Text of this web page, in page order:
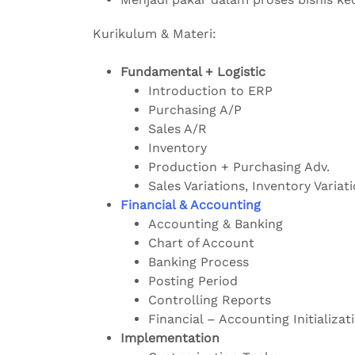
Kurikulum & Materi:
Fundamental + Logistic
Introduction to ERP
Purchasing A/P
Sales A/R
Inventory
Production + Purchasing Adv.
Sales Variations, Inventory
Financial & Accounting
Accounting & Banking
Chart of Account
Banking Process
Posting Period
Controlling Reports
Financial – Accounting
Implementation